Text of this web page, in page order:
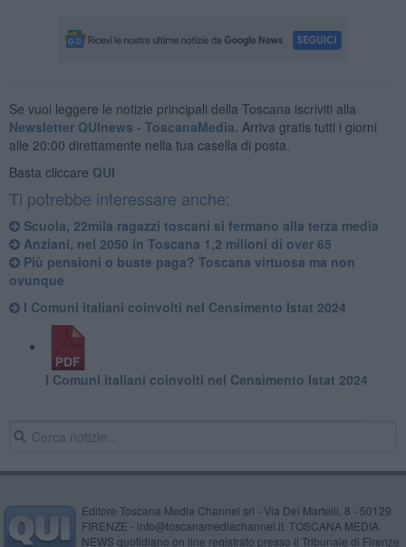
Se vuoi leggere le notizie principali della Toscana iscriviti alla
Newsletter QUInews - ToscanaMedia. Arriva gratis tutti i giorni
alle 20:00 direttamente nella tua casella di posta.
Basta cliccare QUI
Ti potrebbe interessare anche:
Scuola, 22mila ragazzi toscani si fermano alla terza media
Anziani, nel 2050 in Toscana 1,2 milioni di over 65
Più pensioni o buste paga? Toscana virtuosa ma non
ovunque
I Comuni italiani coinvolti nel Censimento Istat 2024
I Comuni italiani coinvolti nel Censimento Istat 2024
Editore Toscana Media Channel srl - Via Dei Martelli, 8 - 50129
FIRENZE - info@toscanamediachannel.it. TOSCANA MEDIA
NEWS quotidiano on line registrato presso il Tribunale di Firenze